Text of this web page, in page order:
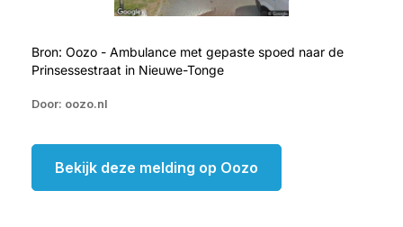
Bron: Oozo - Ambulance met gepaste spoed naar de
Prinsessestraat in Nieuwe-Tonge
Door: oozo.nl
Bekijk deze melding op Oozo